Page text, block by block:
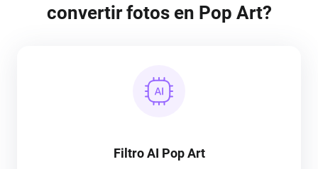
convertir fotos en Pop Art?
Filtro AI Pop Art